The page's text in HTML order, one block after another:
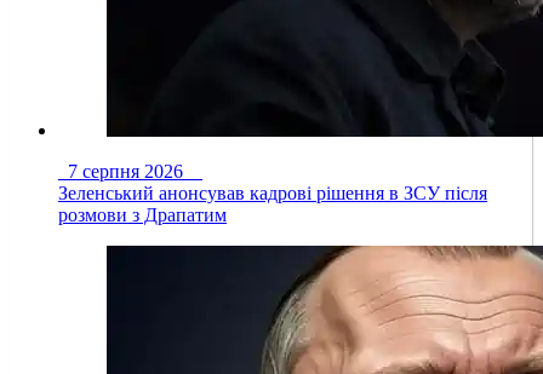
7 серпня 2026
Зеленський анонсував кадрові рішення в ЗСУ після
розмови з Драпатим